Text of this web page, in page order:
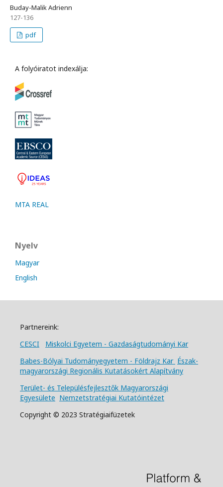
Buday-Malik Adrienn
127-136
pdf
A folyóiratot indexálja:
MTA REAL
Nyelv
Magyar
English
Partnereink:
CESCI
Miskolci Egyetem - Gazdaságtudományi Kar
Babes-Bólyai Tudományegyetem - Földrajz Kar Észak-
magyarországi Regionális Kutatásokért Alapítvány
Terület- és Településfejlesztők Magyarországi
Egyesülete Nemzetstratégiai Kutatóintézet
Copyright © 2023 Stratégiaifüzetek